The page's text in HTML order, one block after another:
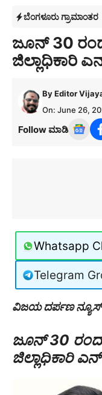
ಬೆಂಗಳೂರು ಗ್ರಾಮಾಂತರ
ಜೂನ್ 30
ಜಿಲ್ಲಾಧಿಕಾರಿ
ByEditor
On: June 26,
Follow ಮಾಡಿ
Whatsapp
Telegram
ವಿಜಯ ದರ್ಪಣ
ಜೂನ್ 30 ರಂದು
ಜಿಲ್ಲಾಧಿಕಾರಿ